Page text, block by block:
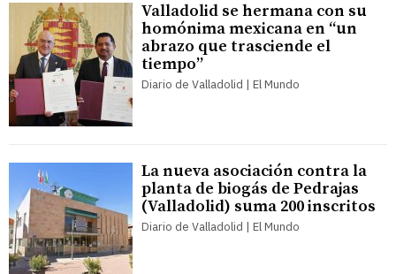
Valladolid se hermana con su
homónima mexicana en “un
abrazo que trasciende el
tiempo”
Diario de Valladolid | El Mundo
La nueva asociación contra la
planta de biogás de Pedrajas
(Valladolid) suma 200 inscritos
Diario de Valladolid | El Mundo